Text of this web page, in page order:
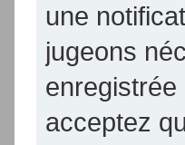
une
jugeons
acceptez